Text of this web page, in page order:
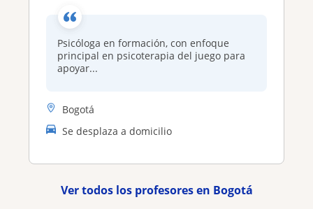
Psicóloga en formación, con enfoque
principal en psicoterapia del juego para
apoyar...
Bogotá
Se desplaza a domicilio
Ver todos los profesores en Bogotá